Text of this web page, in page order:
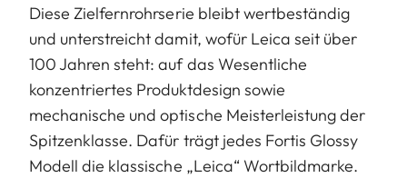
Diese Zielfernrohrserie bleibt wertbeständig
und unterstreicht damit, wofür Leica seit über
100 Jahren steht: auf das Wesentliche
konzentriertes Produktdesign sowie
mechanische und optische Meisterleistung der
Spitzenklasse. Dafür trägt jedes Fortis Glossy
Modell die klassische „Leica“ Wortbildmarke.